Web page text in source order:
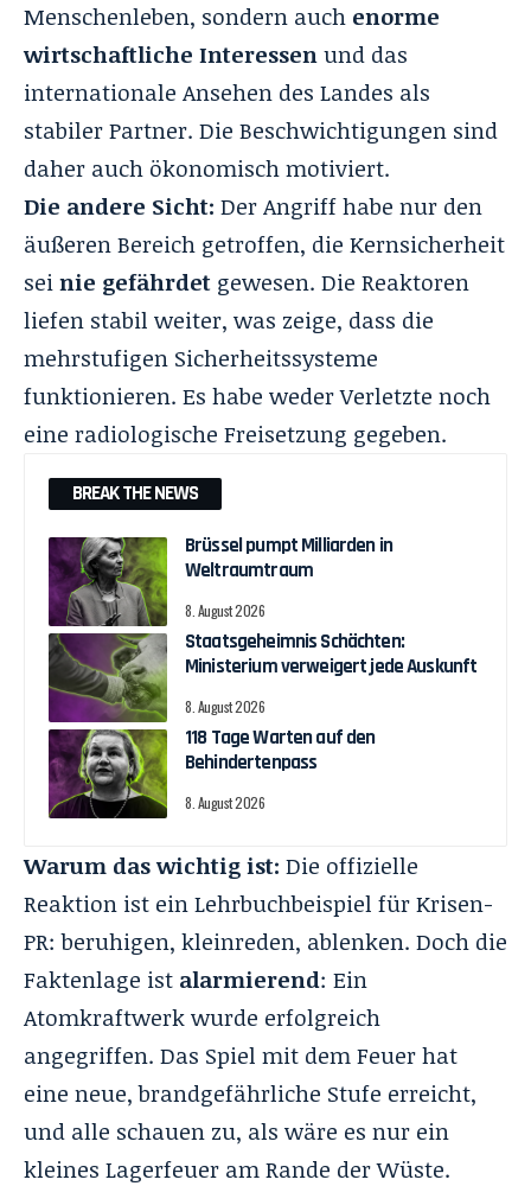
Menschenleben, sondern auch enorme
wirtschaftliche Interessenund das
internationale Ansehen des Landes als
stabiler Partner. Die Beschwichtigungen sind
daher auch ökonomisch motiviert.
Die andere Sicht: Der Angriff habe nur den
äußeren Bereich getroffen, die Kernsicherheit
seinie gefährdet gewesen. Die Reaktoren
liefen stabil weiter, was zeige, dass die
mehrstufigen Sicherheitssysteme
funktionieren. Es habe weder Verletzte noch
eine radiologische Freisetzung gegeben.
BREAK THE NEWS
Brüssel pumpt Milliarden in
Weltraumtraum
8. August 2026
Staatsgeheimnis Schächten:
Ministerium verweigert jede Auskunft
8. August 2026
118 Tage Warten auf den
Behindertenpass
8. August 2026
Warum das wichtig ist: Die offizielle
Reaktion ist ein Lehrbuchbeispiel für Krisen-
PR: beruhigen, kleinreden, ablenken. Doch die
Faktenlage ist alarmierend: Ein
Atomkraftwerk wurde erfolgreich
angegriffen. Das Spiel mit dem Feuer hat
eine neue, brandgefährliche Stufe erreicht,
und alle schauen zu, als wäre es nur ein
kleines Lagerfeuer am Rande der Wüste.